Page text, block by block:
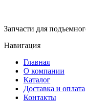
Запчасти для
Навигация
Главная
О компании
Каталог
Доставка и оплата
Контакты